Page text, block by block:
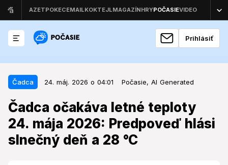
Prihlásiť
Čadca 24. máj. 2026 o 04:01 Počasie, AI Generated
Čadca očakáva letné teploty
24. mája 2026: Predpoveď hlási
slnečný deň a 28 °C
Čadca 24. máj. 2026 o 04:01
Čadca očakáva letné teploty 24.
mája 2026: Predpoveď hlási
slnečný deň a 28 °C